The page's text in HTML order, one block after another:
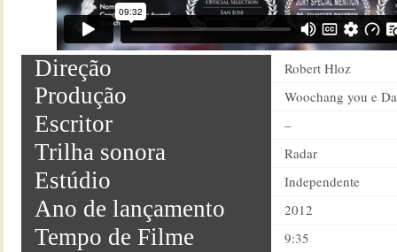
Direção Robert Hloz
Produção Woochang you e
Escritor –
Trilha sonora Radar
Estúdio Independente
Ano de lançamento 2012
Tempo de Filme 9:35